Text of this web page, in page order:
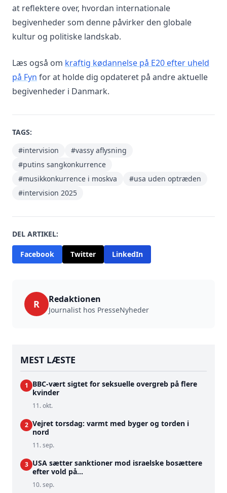
at reflektere over, hvordan internationale
begivenheder som denne påvirker den globale
kultur og politiske landskab.
Læs også om kraftig kødannelse på E20 efter uheld
på Fyn for at holde dig opdateret på andre aktuelle
begivenheder i Danmark.
TAGS:
#intervision
#vassy aflysning
#putins sangkonkurrence
#musikkonkurrence i moskva
#usa uden optræden
#intervision 2025
DEL ARTIKEL:
Facebook Twitter LinkedIn
R Redaktionen
Journalist hos PresseNyheder
MEST LÆSTE
1
BBC-vært sigtet for seksuelle overgreb på flere
kvinder
11. okt.
2 Vejret torsdag: varmt med byger og torden i
nord
11. sep.
3 USA sætter sanktioner mod israelske bosættere
efter vold på...
10. sep.